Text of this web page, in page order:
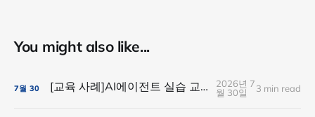
You might also like...
7월 30 [교육 사례]AI에이전트 실습 교육(SK플래닛)
2026년 7
월 30일
3 min read